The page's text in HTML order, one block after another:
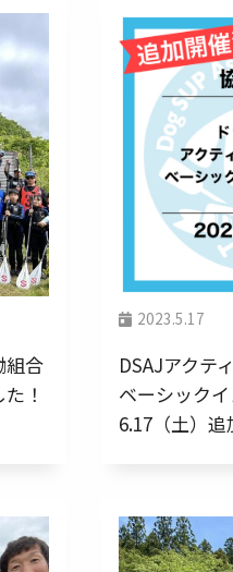
組合
！
2023.5.17
DSAJアクテ
ベーシック
6.17（土）追